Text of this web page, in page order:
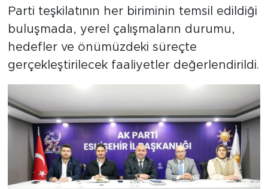
Parti teşkilatının her biriminin temsil edildiği
buluşmada, yerel çalışmaların durumu,
hedefler ve önümüzdeki süreçte
gerçekleştirilecek faaliyetler değerlendirildi.